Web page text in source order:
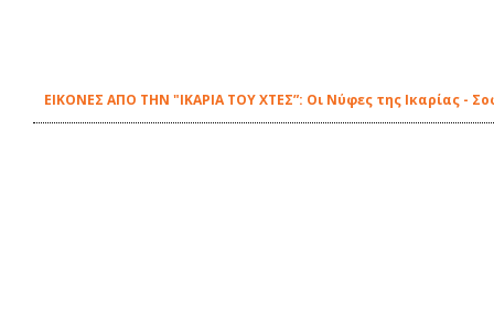
ΕΙΚΟΝΕΣ ΑΠΟ ΤΗΝ "ΙΚΑΡΙΑ ΤΟΥ ΧΤΕΣ”: Οι Νύφες της Ικαρίας -